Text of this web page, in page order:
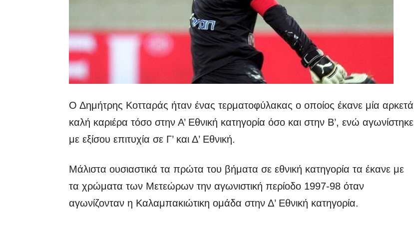
Ο Δημήτρης Κοτταράς ήταν ένας τερματοφύλακας ο οποίος έκανε μία αρκετά
καλή καριέρα τόσο στην Α’ Εθνική κατηγορία όσο και στην Β’, ενώ αγωνίστηκε
με εξίσου επιτυχία σε Γ’ και Δ’ Εθνική.
Μάλιστα ουσιαστικά τα πρώτα του βήματα σε εθνική κατηγορία τα έκανε με
τα χρώματα των Μετεώρων την αγωνιστική περίοδο 1997-98 όταν
αγωνίζονταν η Καλαμπακιώτικη ομάδα στην Δ’ Εθνική κατηγορία.